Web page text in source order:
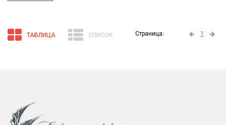
ТАБЛИЦА СПИСОК Страница: 1